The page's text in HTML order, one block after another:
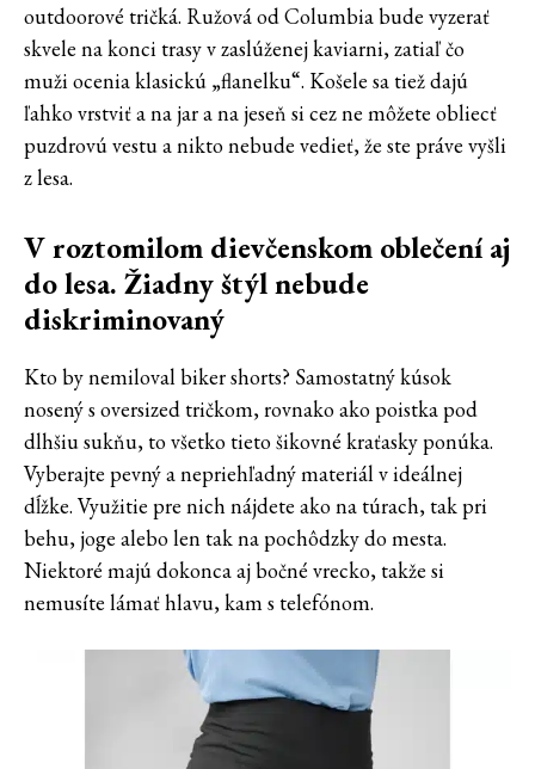
outdoorové tričká. Ružová od Columbia bude vyzerať
skvele na konci trasy v zaslúženej kaviarni, zatiaľ čo
muži ocenia klasickú „flanelku“. Košele sa tiež dajú
ľahko vrstviť a na jar a na jeseň si cez ne môžete obliecť
puzdrovú vestu a nikto nebude vedieť, že ste práve vyšli
z lesa.
V roztomilom dievčenskom oblečení aj
do lesa. Žiadny štýl nebude
diskriminovaný
Kto by nemiloval biker shorts? Samostatný kúsok
nosený s oversized tričkom, rovnako ako poistka pod
dlhšiu sukňu, to všetko tieto šikovné kraťasky ponúka.
Vyberajte pevný a nepriehľadný materiál v ideálnej
dĺžke. Využitie pre nich nájdete ako na túrach, tak pri
behu, joge alebo len tak na pochôdzky do mesta.
Niektoré majú dokonca aj bočné vrecko, takže si
nemusíte lámať hlavu, kam s telefónom.